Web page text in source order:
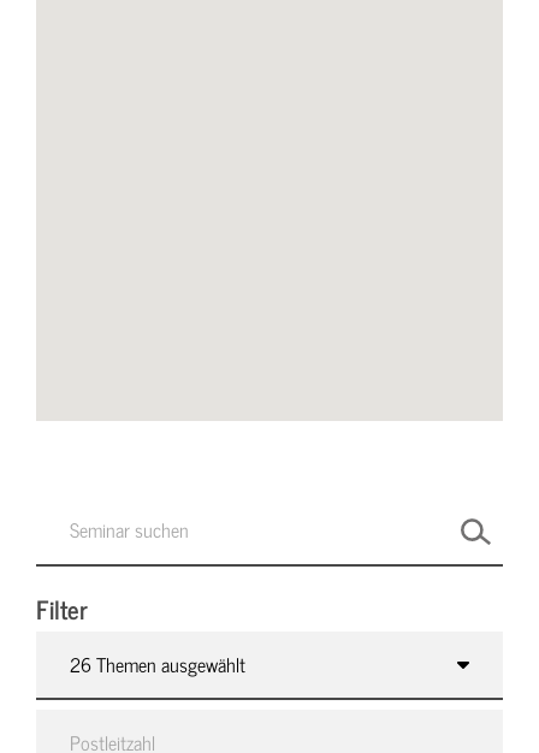
Filter
26 Themen ausgewählt